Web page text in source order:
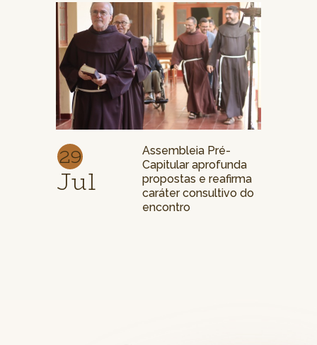
29
Jul
Assembleia Pré-
Capitular aprofunda
propostas e reafirma
caráter consultivo do
encontro